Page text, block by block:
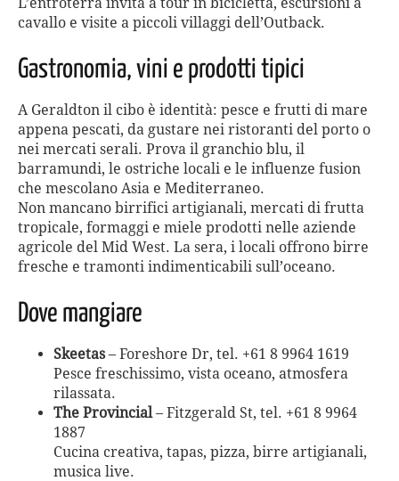
cavallo e visite a piccoli villaggi dell’Outback.
Gastronomia, vini e prodotti tipici
A Geraldton il cibo è identità: pesce e frutti di mare
appena pescati, da gustare nei ristoranti del porto o
nei mercati serali. Prova il granchio blu, il
barramundi, le ostriche locali e le influenze fusion
che mescolano Asia e Mediterraneo.
Non mancano birrifici artigianali, mercati di frutta
tropicale, formaggi e miele prodotti nelle aziende
agricole del Mid West. La sera, i locali offrono birre
fresche e tramonti indimenticabili sull’oceano.
Dove mangiare
Skeetas– Foreshore Dr, tel. +61 8 9964 1619
Pesce freschissimo, vista oceano, atmosfera
rilassata.
The Provincial– Fitzgerald St, tel. +61 8 9964
1887
Cucina creativa, tapas, pizza, birre artigianali,
musica live.